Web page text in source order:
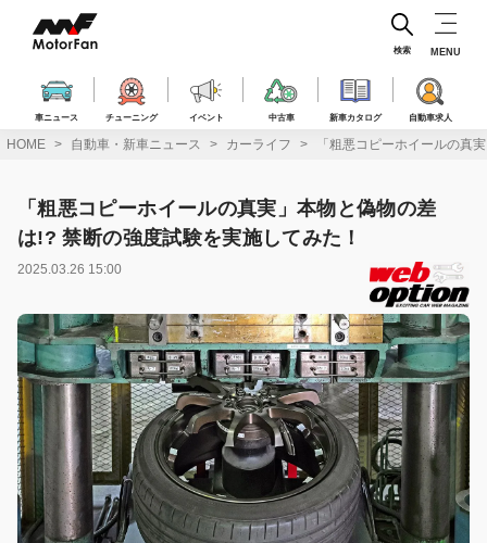
ス
車ニュース チューニング イベント 中古車 新車カタログ 自動車求人
検索 MENU
HOME 自動車・新車ニュース カーライフ 「粗悪コピーホイールの真
「粗悪コピーホイールの真実」本物と偽物の差
は!? 禁断の強度試験を実施してみた！
2025.03.26 15:00